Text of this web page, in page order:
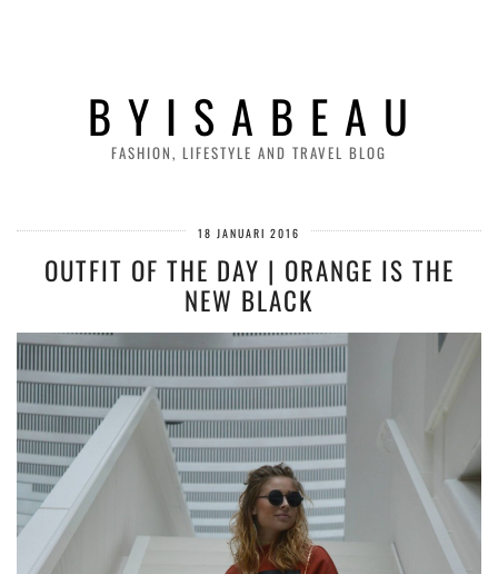
B Y I S A B E A U
FASHION, LIFESTYLE AND TRAVEL BLOG
18 JANUARI 2016
OUTFIT OF THE DAY | ORANGE IS THE
NEW BLACK